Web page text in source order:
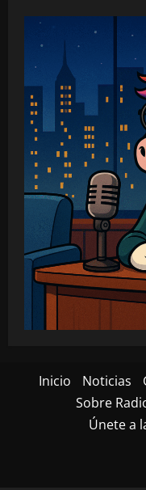
Inicio Noticias
Sobre
Únete a